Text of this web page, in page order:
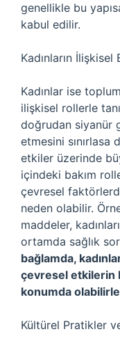
genellikle bu
kabul edilir.
Kadınların İlişkisel
Kadınlar ise
ilişkisel rollerle
doğrudan siyanür
etmesini
etkiler üzerinde
içindeki bakım
çevresel
neden olabilir.
maddeler,
ortamda sağlık
bağlamda,
çevresel etkilerin
konumda
Kültürel Pratikler